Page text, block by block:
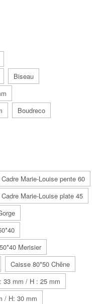
Biseau
Boudreco
Cadre Marie-Louise pente 60
Cadre Marie-Louise plate 45
Merisier
Caisse 80*50 Chêne
33 mm / H : 25 mm
/ H: 30 mm